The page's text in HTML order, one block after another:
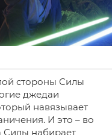
стороны Силы
джедаи
навязывает
И это – во
Силы набирает